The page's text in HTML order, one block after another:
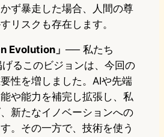
ず暴走した場合、人間の尊
リスクも存在します。
Evolution」 ── 私たち
げるこのビジョンは、今回の
性を増しました。AIや先端
や能力を補完し拡張し、私
新たなイノベーションへの
。その一方で、技術を使う